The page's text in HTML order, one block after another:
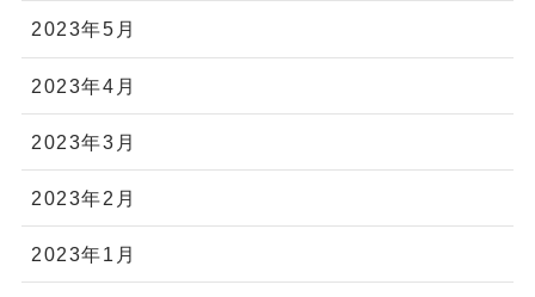
2023年5月
2023年4月
2023年3月
2023年2月
2023年1月